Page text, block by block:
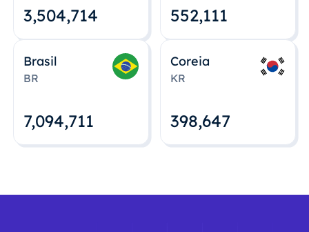
3,504,715 552,112
Brasil
BR
7,094,712
Coreia
KR
398,648